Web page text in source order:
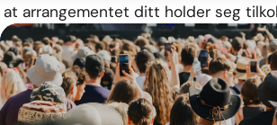
at arrangementetditt holderseg